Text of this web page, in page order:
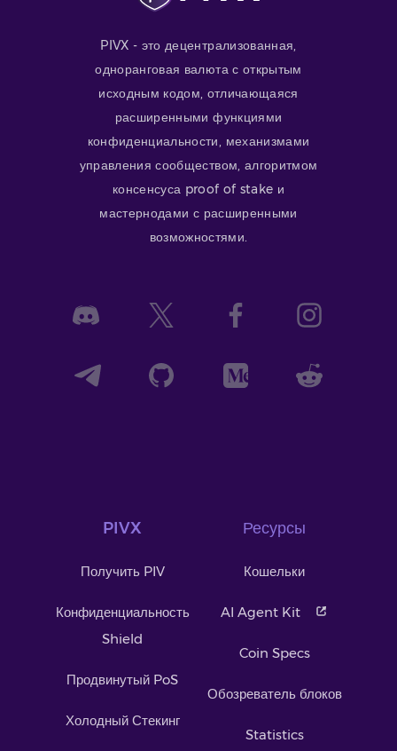
PIVX - это децентрализованная,
одноранговая валюта с открытым
исходным кодом, отличающаяся
расширенными функциями
конфиденциальности, механизмами
управления сообществом, алгоритмом
консенсуса proof of stake и
мастернодами с расширенными
возможностями.
PIVX
Получить PIV
Конфиденциальность
Shield
Продвинутый PoS
Холодный Стекинг
Ресурсы
Кошельки
AI Agent Kit
Coin Specs
Обозреватель блоков
Statistics